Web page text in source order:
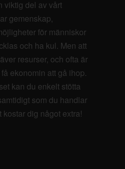
viktig del av vårt
gemenskap,
för människor
och ha kul. Men att
resurser, och ofta är
ekonomin att gå ihop.
kan du enkelt stötta
som du handlar
dig något extra!